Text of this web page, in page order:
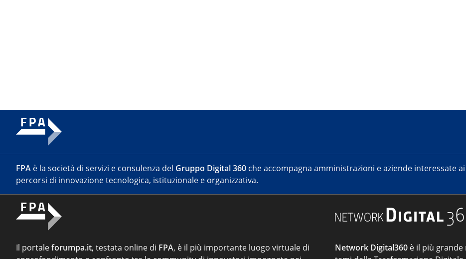
FPA è la società di servizi e consulenza del Gruppo Digital 360 che accompagna amministrazioni e aziende interessate
percorsi di innovazione tecnologica, istituzionale e organizzativa.
Il portaleforumpa.it, testata online di FPA, è il più importante luogo virtuale di
Network Digital360 è il più